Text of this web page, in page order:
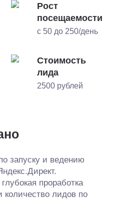
Рост
посещаемости
с 50 до 250/день
Стоимость
лида
2500 рублей
запуску и ведению
проработка
лидов по